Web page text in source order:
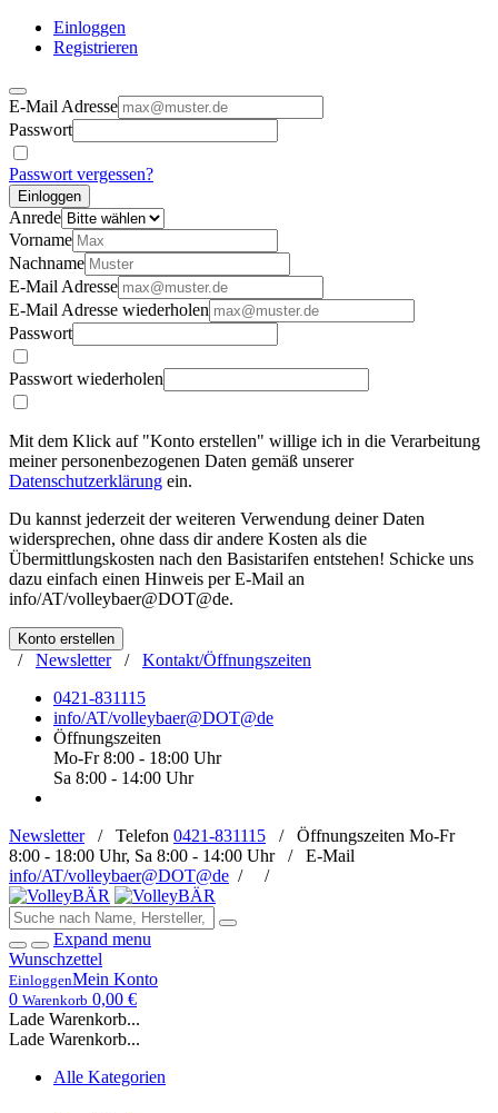
Einloggen
Registrieren
E-Mail Adresse
Passwort
Passwort vergessen?
Einloggen
Anrede
Vorname
Nachname
E-Mail Adresse
E-Mail Adresse wiederholen
Passwort
Passwort wiederholen
Mit dem Klick auf "Konto erstellen" willige ich in die Verarbeitung
meiner personenbezogenen Daten gemäß unserer
Datenschutzerklärung ein.
Du kannst jederzeit der weiteren Verwendung deiner Daten
widersprechen, ohne dass dir andere Kosten als die
Übermittlungskosten nach den Basistarifen entstehen! Schicke uns
dazu einfach einen Hinweis per E-Mail an
info/AT/volleybaer@DOT@de.
Konto erstellen
/ Newsletter/ Kontakt/Öffnungszeiten
0421-831115
info/AT/volleybaer@DOT@de
Öffnungszeiten
Mo-Fr 8:00 - 18:00 Uhr
Sa 8:00 - 14:00 Uhr
Newsletter/ Telefon 0421-831115 / Öffnungszeiten Mo-Fr
8:00 - 18:00 Uhr, Sa 8:00 - 14:00 Uhr / E-Mail
info/AT/volleybaer@DOT@de / /
Expand menu
Wunschzettel
EinloggenMein Konto
0 Warenkorb 0,00 €
Lade Warenkorb...
Lade Warenkorb...
Alle Kategorien